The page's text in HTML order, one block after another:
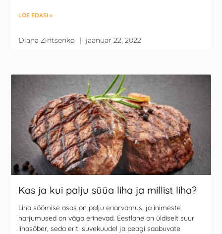
LOE EDASI »
Diana Zintsenko jaanuar 22, 2022
Kas ja kui palju süüa liha ja millist liha?
Liha söömise osas on palju eriarvamusi ja inimeste
harjumused on väga erinevad. Eestlane on üldiselt suur
lihasõber, seda eriti suvekuudel ja peagi saabuvate